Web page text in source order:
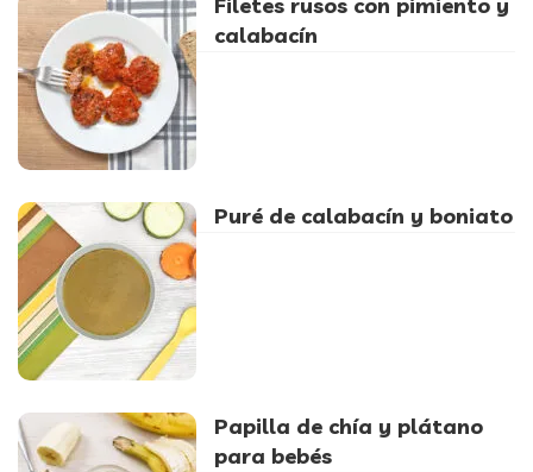
Filetes rusos con pimiento y
calabacín
Puré de calabacín y boniato
Papilla de chía y plátano
para bebés